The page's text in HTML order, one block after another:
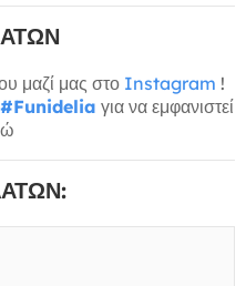
μαζί μας στο Instagram !
#Funidelia για να εμφανιστεί